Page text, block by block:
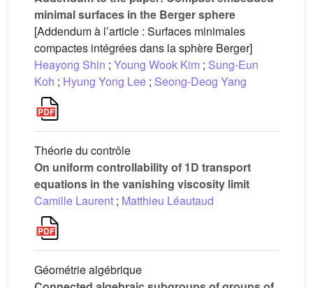
minimal surfaces in the Berger sphere
[Addendum à l’article : Surfaces minimales
compactes intégrées dans la sphère Berger]
Heayong Shin ; Young Wook Kim ; Sung-Eun
Koh ; Hyung Yong Lee ; Seong-Deog Yang
Théorie du contrôle
On uniform controllability of 1D transport
equations in the vanishing viscosity limit
Camille Laurent ; Matthieu Léautaud
Géométrie algébrique